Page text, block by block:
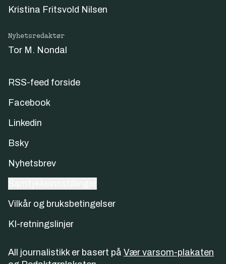
Kristina Fritsvold Nilsen
Nyhetsredaktør
Tor M. Nondal
RSS-feed forside
Facebook
Linkedin
Bsky
Nyhetsbrev
Vilkår og bruksbetingelser
KI-retningslinjer
All journalistikk er basert på Vær varsom-plakaten